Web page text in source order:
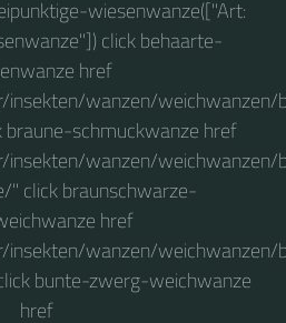
wiesenwanze(["Art:
click behaarte-
href
insekten/wanzen/weichwanzen/
schmuckwanze href
insekten/wanzen/weichwanzen/
" click braunschwarze-
href
insekten/wanzen/
bunte-zwerg-weichwanze
href